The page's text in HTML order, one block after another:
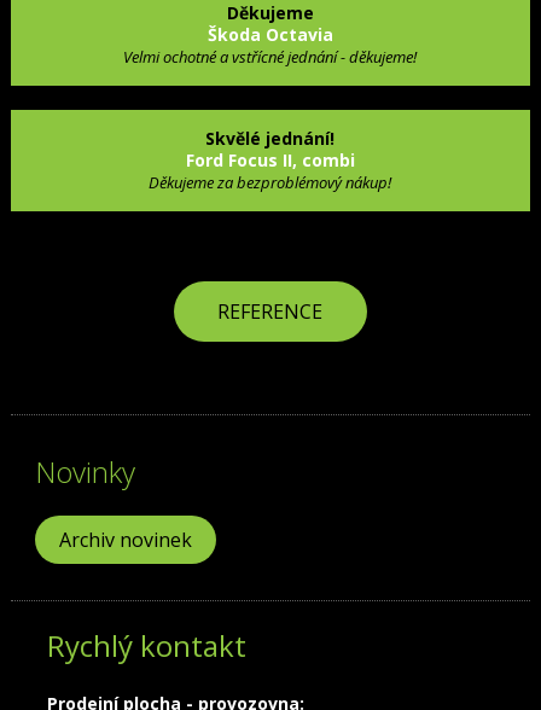
Děkujeme
Škoda Octavia
Velmi ochotné a vstřícné jednání - děkujeme!
Skvělé jednání!
Ford Focus II, combi
Děkujeme za bezproblémový nákup!
REFERENCE
Novinky
Archiv novinek
Rychlý kontakt
Prodejní plocha - provozovna: